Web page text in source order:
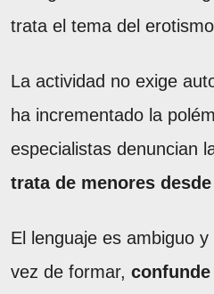
trata el tema del
La actividad no exige
ha incrementado la
especialistas denuncian
trata de menores
El lenguaje es ambiguo
vez de formar,